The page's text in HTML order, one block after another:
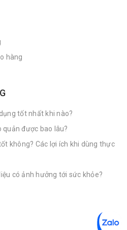
hàng
tốt nhất khi nào?
được bao lâu?
không? Các lợi ích khi dùng thực
có ảnh hưởng tới sức khỏe?